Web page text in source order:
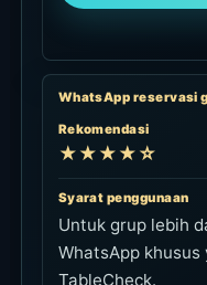
WhatsApp reservasi
Rekomendasi
★★★★☆
Syarat penggunaan
Untuk grup lebih
WhatsApp
TableCheck.